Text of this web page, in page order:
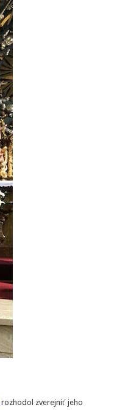
rozhodol zverejniť jeho